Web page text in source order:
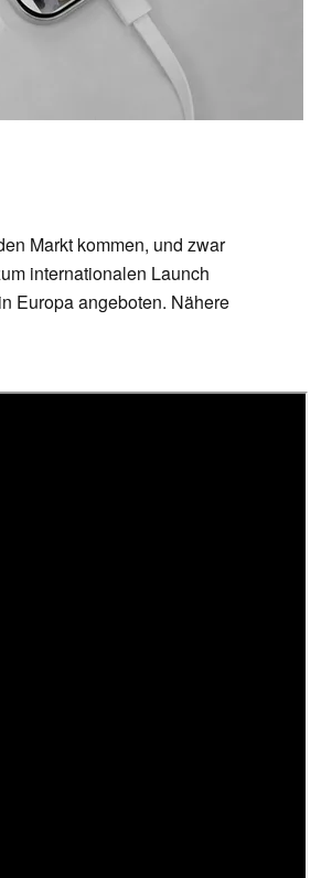
Markt kommen, und zwar
internationalen Launch
Europa angeboten. Nähere